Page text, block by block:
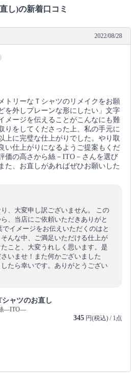
し)の新着口コミ
2022/08/28
トリーなＴシャツのリメイクをお願
を外しプレーンな形にしたい」文字
メージを伝えることがこんなにも難
りをしてくださった上、私の手元に
上に完璧な仕上がりでした。やり取
い仕上がりになるようご提案もくだ
価の高さから絲－ITO－さんを選び
た、お直しがあればぜひお願いした
、大変申し訳ございません。 この
、当店にご依頼いただきありがと
でイメージをお伝えいただくのはと
んな中、ご満足いただける仕上が
こと、大変うれしく思います。是
いませ！また何かございました
たら幸いです。ありがとうござい
シャツのお直し
―ITO―
345 円(税込) / 1点